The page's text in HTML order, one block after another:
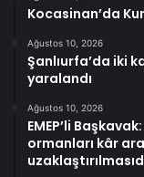
Kocasinan’da
Ağustos 10, 2026
Şanlıurfa’da iki
yaralandı
Ağustos 10, 2026
EMEP’li
ormanları kâr